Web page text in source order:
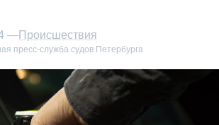
—Происшествия
пресс-служба судов Петербурга